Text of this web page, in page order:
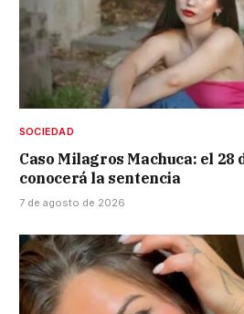
SOCIEDAD
Caso Milagros Machuca: el 28
conocerá la sentencia
7 de agosto de 2026